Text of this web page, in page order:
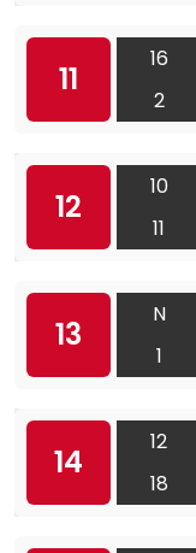
11
16
2
12
10
11
13
N
1
14
12
18